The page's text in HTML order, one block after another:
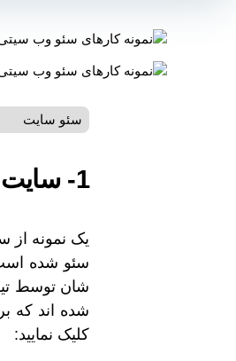
سئو سایت
1- سایت ماه تیکا:
یک نمونه
شان توسط
شده اند که
کلیک نمایید: